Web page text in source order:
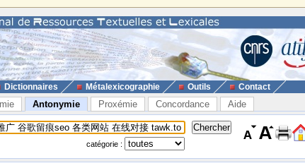
Dictionnaires Métalexicographie Outils Contact
Antonymie Proxémie Concordance Aide
catégorie :